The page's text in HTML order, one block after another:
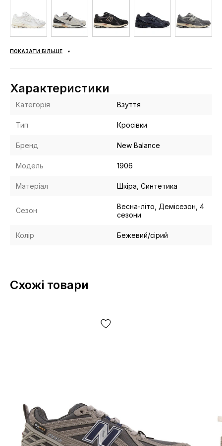
ПОКАЗАТИ БІЛЬШЕ
Характеристики
Категорія Взуття
Тип Кросівки
Бренд New Balance
Модель 1906
Матеріал Шкіра, Синтетика
Сезон
Весна-літо, Демісезон, 4
сезони
Колір Бежевий/сірий
Схожі товари